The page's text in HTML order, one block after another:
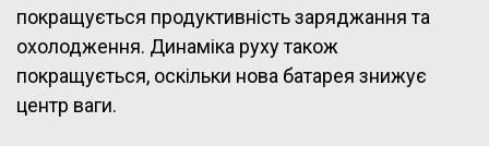
покращується продуктивність заряджання та
охолодження. Динаміка руху також
покращується, оскільки нова батарея знижує
центр ваги.